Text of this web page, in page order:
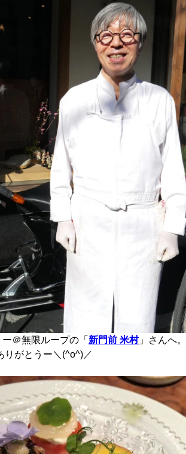
＠無限ループの「 新門前 米村」さんへ。
りがとうー＼(^o^)／